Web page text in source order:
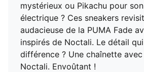
mystérieux ou Pikachu pour
électrique ? Ces sneakers
audacieuse de la PUMA Fade
inspirés de Noctali. Le détail
différence ? Une chaînette
Noctali. Envoûtant !